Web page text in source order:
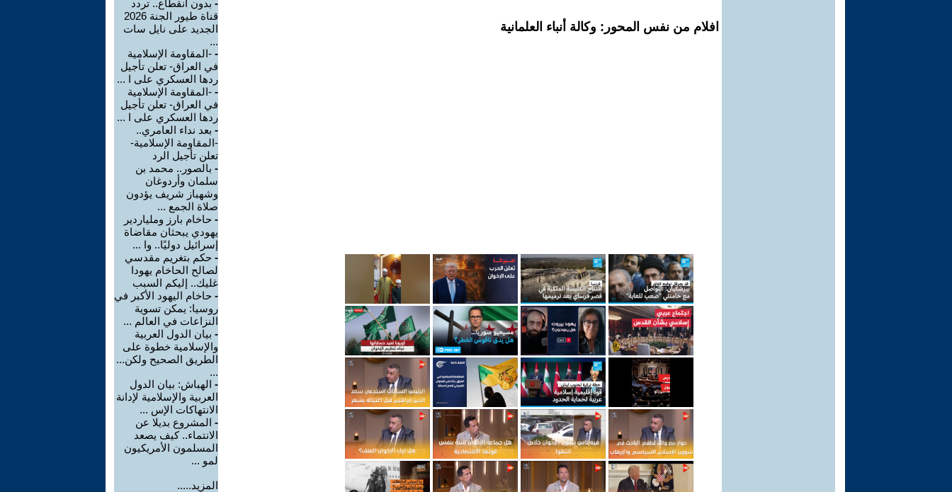
افلام من نفس المحور: وكالة أنباء العلمانية
- بدون انقطاع.. تردد
قناة طيور الجنة 2026
الجديد على نايل سات
...
- -المقاومة الإسلامية
في العراق- تعلن تأجيل
ردها العسكري على ا ...
- -المقاومة الإسلامية
في العراق- تعلن تأجيل
ردها العسكري على ا ...
- بعد نداء العامري..
-المقاومة الإسلامية-
تعلن تأجيل الرد
- بالصور.. محمد بن
سلمان وأردوغان
وشهباز شريف يؤدون
صلاة الجمع ...
- حاخام بارز وملياردير
يهودي يبحثان مقاضاة
إسرائيل دوليًا.. وا ...
- حكم بتغريم مقدسي
لصالح الحاخام يهودا
غليك.. إليكم السبب
- حاخام اليهود الأكبر في
روسيا: يمكن تسوية
النزاعات في العالم ...
- بيان الدول العربية
والإسلامية خطوة على
الطريق الصحيح ولكن...
...
- الهباش: بيان الدول
العربية والإسلامية لإدانة
الانتهاكات الإس ...
- المشروع بديلا عن
الانتماء.. كيف يصعد
المسلمون الأمريكيون
لمو ...
المزيد.....